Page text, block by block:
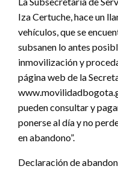
Iza Certuche, hace un
vehículos, que se
subsanen lo antes
inmovilización y
página web de la
pueden consultar y
ponerse al día y no
en abandono”.
Declaración de